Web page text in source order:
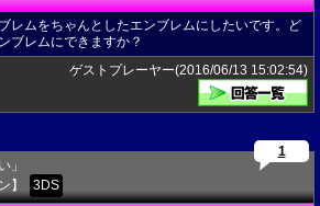
レムをちゃんとしたエンブレムにしたいです。ど
ブレムにできますか？
ゲストプレーヤー(2016/06/13 15:02:54)
」
】
3DS
1